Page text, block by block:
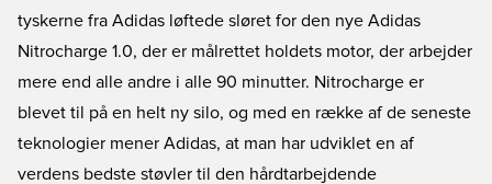
tyskerne fra Adidas løftede sløret for den nye Adidas
Nitrocharge 1.0, der er målrettet holdets motor, der arbejder
mere end alle andre i alle 90 minutter. Nitrocharge er
blevet til på en helt ny silo, og med en række af de seneste
teknologier mener Adidas, at man har udviklet en af
verdens bedste støvler til den hårdtarbejdende